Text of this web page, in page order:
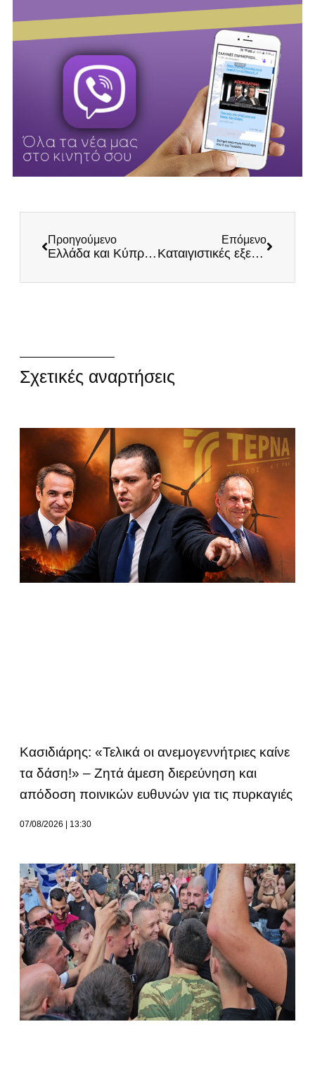
Προηγούμενο
Ελλάδα και Κύπρος, αγώνες Ηρώων
Επόμενο
Καταιγιστικές εξελίξεις με τα εμβόλια-Απόλυτη δικαίωση Ηλία Κασιδιάρη
Σχετικές αναρτήσεις
Κασιδιάρης: «Τελικά οι ανεμογεννήτριες καίνε
τα δάση!» – Ζητά άμεση διερεύνηση και
απόδοση ποινικών ευθυνών για τις πυρκαγιές
07/08/2026 13:30